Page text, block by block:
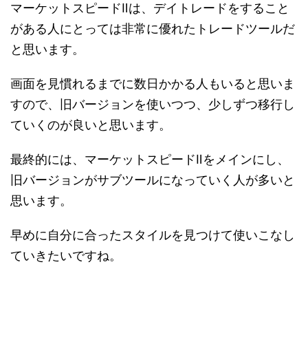
マーケットスピードⅡは、デイトレードをすること
がある人にとっては非常に優れたトレードツールだ
と思います。
画面を見慣れるまでに数日かかる人もいると思いま
すので、旧バージョンを使いつつ、少しずつ移行し
ていくのが良いと思います。
最終的には、マーケットスピードⅡをメインにし、
旧バージョンがサブツールになっていく人が多いと
思います。
早めに自分に合ったスタイルを見つけて使いこなし
ていきたいですね。